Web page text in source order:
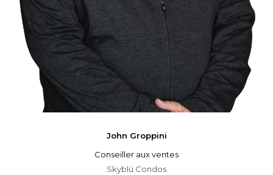
John Groppini
Conseiller aux ventes
Skyblü Condos